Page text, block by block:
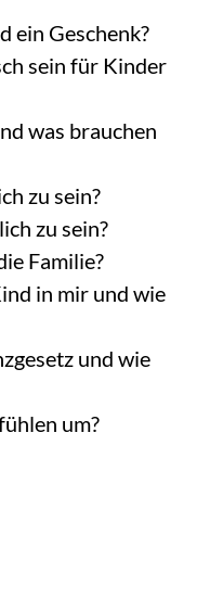
ein Geschenk?
sein für Kinder
was brauchen
zu sein?
zu sein?
Familie?
in mir und wie
und wie
um?